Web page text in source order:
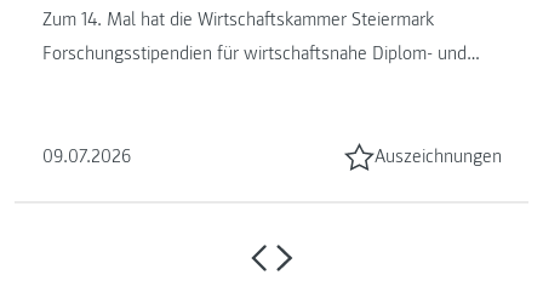
Zum 14. Mal hat die Wirtschaftskammer Steiermark
Forschungsstipendien für wirtschaftsnahe Diplom- und
09.07.2026 Auszeichnungen